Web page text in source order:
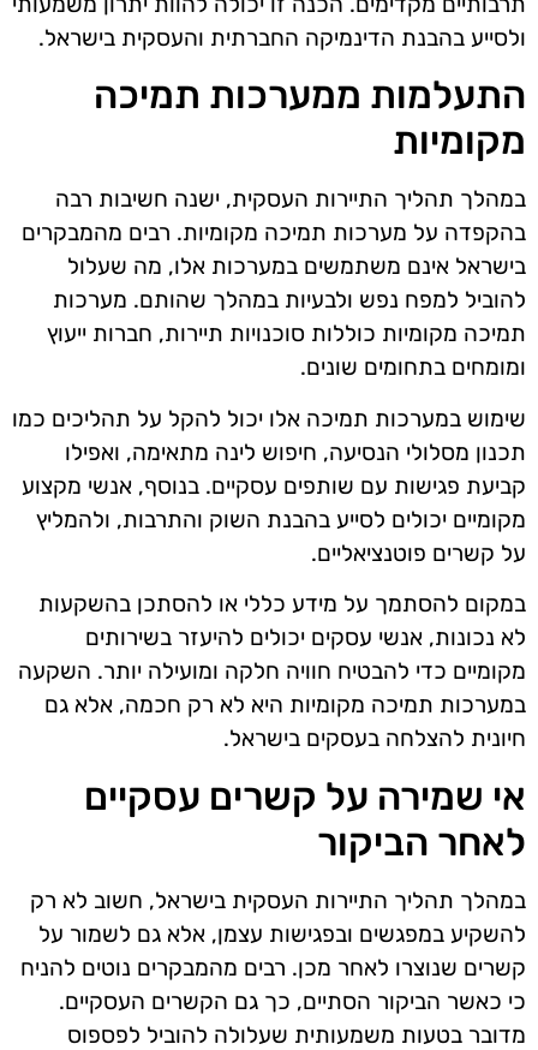
ולסייע בהבנת הדינמיקה החברתית והעסקית בישראל.
התעלמות ממערכות תמיכה
מקומיות
במהלך תהליך התיירות העסקית, ישנה חשיבות רבה
בהקפדה על מערכות תמיכה מקומיות. רבים מהמבקרים
בישראל אינם משתמשים במערכות אלו, מה שעלול
להוביל למפח נפש ולבעיות במהלך שהותם. מערכות
תמיכה מקומיות כוללות סוכנויות תיירות, חברות ייעוץ
ומומחים בתחומים שונים.
שימוש במערכות תמיכה אלו יכול להקל על תהליכים כמו
תכנון מסלולי הנסיעה, חיפוש לינה מתאימה, ואפילו
קביעת פגישות עם שותפים עסקיים. בנוסף, אנשי מקצוע
מקומיים יכולים לסייע בהבנת השוק והתרבות, ולהמליץ
על קשרים פוטנציאליים.
במקום להסתמך על מידע כללי או להסתכן בהשקעות
לא נכונות, אנשי עסקים יכולים להיעזר בשירותים
מקומיים כדי להבטיח חוויה חלקה ומועילה יותר. השקעה
במערכות תמיכה מקומיות היא לא רק חכמה, אלא גם
חיונית להצלחה בעסקים בישראל.
אי שמירה על קשרים עסקיים
לאחר הביקור
במהלך תהליך התיירות העסקית בישראל, חשוב לא רק
להשקיע במפגשים ובפגישות עצמן, אלא גם לשמור על
קשרים שנוצרו לאחר מכן. רבים מהמבקרים נוטים להניח
כי כאשר הביקור הסתיים, כך גם הקשרים העסקיים.
מדובר בטעות משמעותית שעלולה להוביל לפספוס